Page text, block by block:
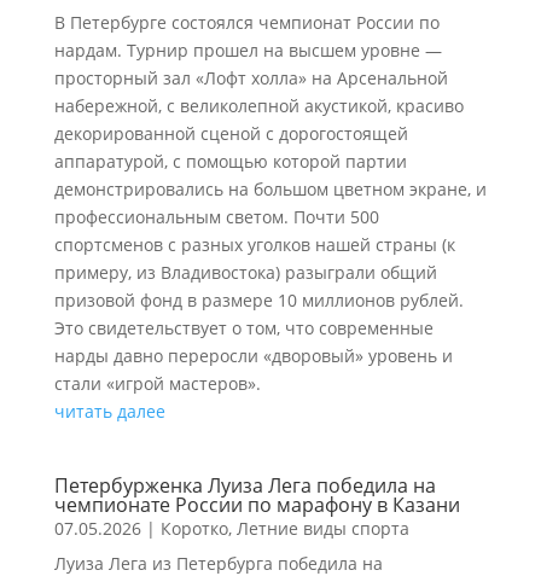
В Петербурге состоялся чемпионат России по
нардам. Турнир прошел на высшем уровне —
просторный зал «Лофт холла» на Арсенальной
набережной, с великолепной акустикой, красиво
декорированной сценой с дорогостоящей
аппаратурой, с помощью которой партии
демонстрировались на большом цветном экране, и
профессиональным светом. Почти 500
спортсменов с разных уголков нашей страны (к
примеру, из Владивостока) разыграли общий
призовой фонд в размере 10 миллионов рублей.
Это свидетельствует о том, что современные
нарды давно переросли «дворовый» уровень и
стали «игрой мастеров».
читать далее
Петербурженка Луиза Лега победила на
чемпионате России по марафону в Казани
07.05.2026| Коротко, Летние виды спорта
Луиза Лега из Петербурга победила на